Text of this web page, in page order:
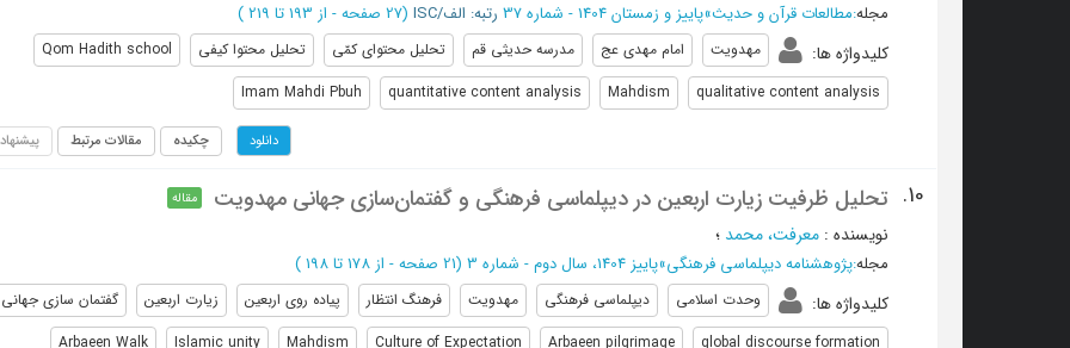
مجله:مطالعات قرآن و حدیث»پاییز و زمستان 1404 - شماره 37 رتبه: الف/ISC (‎27 صفحه - از 193 تا 219 )
کلیدواژه ها: مهدویت امام مهدی عج مدرسه حدیثی قم تحلیل محتوای کمّی تحلیل محتوا کیفی
Qom Hadith school
qualitative content analysis
Mahdism
quantitative content analysis
Imam Mahdi Pbuh
دانلود چکیده مقالات مرتبط
10. تحلیل ظرفیت زیارت اربعین در دیپلماسی فرهنگی و گفتمان‌سازی جهانی مهدویت مقاله
نویسنده : معرفت، محمد ؛
مجله:پژوهشنامه دیپلماسی فرهنگی»پاییز 1404، سال دوم - شماره 3 (‎21 صفحه - از 178 تا 198 )
کلیدواژه ها: وحدت اسلامی دیپلماسی فرهنگی مهدویت فرهنگ انتظار پیاده روی اربعین زیارت اربعین
گفتمان سازی جهانی
global discourse formation
Arbaeen pilgrimage
Culture of Expectation
Mahdism
Islamic unity
Arbaeen Walk